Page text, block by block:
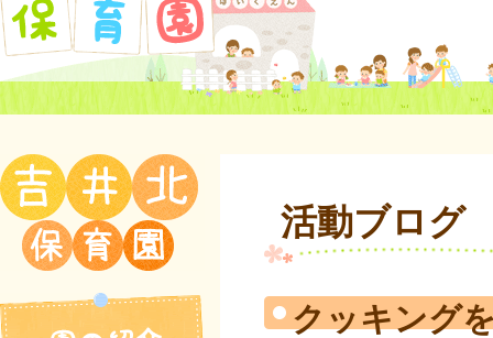
活動ブログ
クッキング